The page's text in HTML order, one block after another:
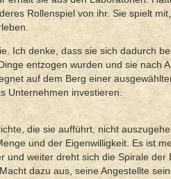
Rollenspiel von ihr. Sie spielt
Ich denke, dass sie sich dadurch
entzogen wurden und sie nach
auf dem Berg einer
Unternehmen investieren.
die sie aufführt, nicht
und der Eigenwilligkeit. Es ist
und weiter dreht sich die Spirale
dazu aus, seine Angestellte